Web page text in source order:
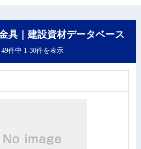
具｜建設資材データベース
49件中 1-30件を表示